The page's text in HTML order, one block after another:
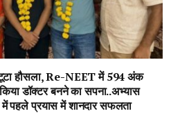
टूटा हौसला, Re-NEET में 594 अंक
डॉक्टर बनने का सपना..अभ्यास
में पहले प्रयास में शानदार सफलता